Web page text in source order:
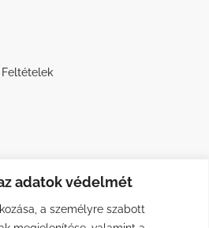
adatok védelmét
a személyre szabott